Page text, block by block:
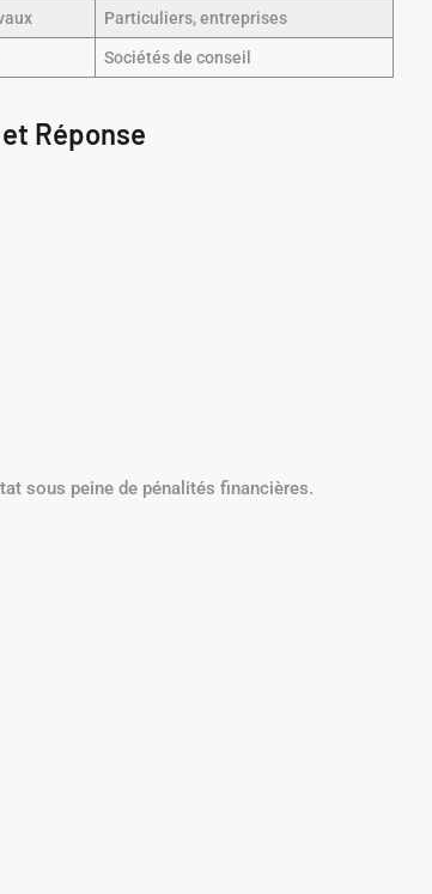
Particuliers, entreprises
Sociétés de conseil
Réponse
sous peine de pénalités financières.